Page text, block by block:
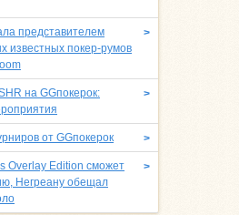
>
представителем
известных покер-румов
>
на GGпокерок:
>
от GGпокерок
>
Overlay Edition сможет
Негреану обещал